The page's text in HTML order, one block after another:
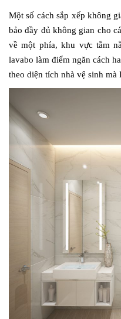
Một số cách sắp xếp không
bảo đầy đủ không gian cho
về một phía, khu vực tắm
lavabo làm điểm ngăn cách
theo diện tích nhà vệ sinh mà